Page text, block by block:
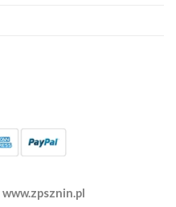
www.zpsznin.pl